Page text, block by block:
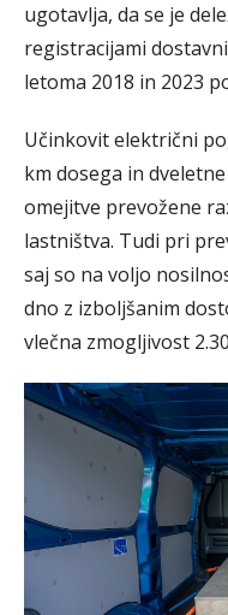
ugotavlja, da se je
registracijami
letoma 2018 in 2023
Učinkovit električni
km dosega in
omejitve prevožene
lastništva. Tudi pri
saj so na voljo
dno z izboljšanim
vlečna zmogljivost